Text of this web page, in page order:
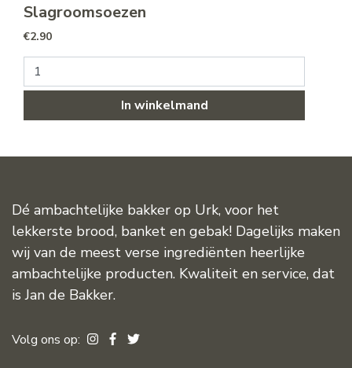
Slagroomsoezen
€2.90
Slagroomsoezen aantal
In winkelmand
Dé ambachtelijke bakker op Urk, voor het
lekkerste brood, banket en gebak! Dagelijks maken
wij van de meest verse ingrediënten heerlijke
ambachtelijke producten. Kwaliteit en service, dat
is Jan de Bakker.
Volg ons op: